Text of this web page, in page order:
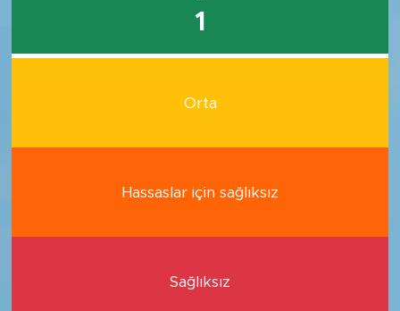
1
Orta
Hassaslar için sağlıksız
Sağlıksız